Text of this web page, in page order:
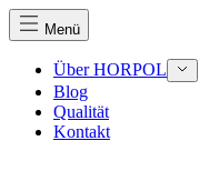
Menü
Über HORPOL
Blog
Qualität
Kontakt